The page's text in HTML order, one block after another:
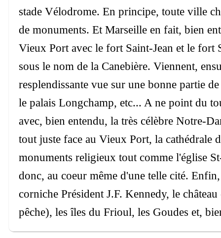
stade Vélodrome. En principe, toute ville
de monuments. Et Marseille en fait, bien
Vieux Port avec le fort Saint-Jean et le fort
sous le nom de la Canebière. Viennent,
resplendissante vue sur une bonne partie
le palais Longchamp, etc... A ne point du
avec, bien entendu, la très célèbre Notre-
tout juste face au Vieux Port, la cathédrale
monuments religieux tout comme l'église
donc, au coeur même d'une telle cité.
corniche Président J.F. Kennedy, le
pêche), les îles du Frioul, les Goudes et,